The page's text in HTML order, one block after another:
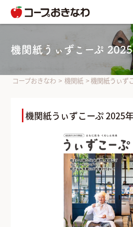
機関紙うぃずこーぷ
コープおきなわ > 機関紙 >機関紙うぃず
機関紙うぃずこーぷ 2025